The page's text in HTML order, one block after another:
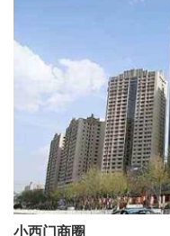
小西门商圈